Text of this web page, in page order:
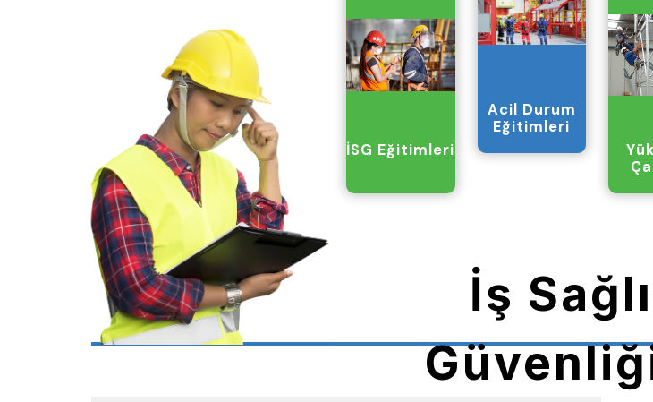
etmektir.
İSG Eğitimleri
Acil Durum
Eğitimleri
İş